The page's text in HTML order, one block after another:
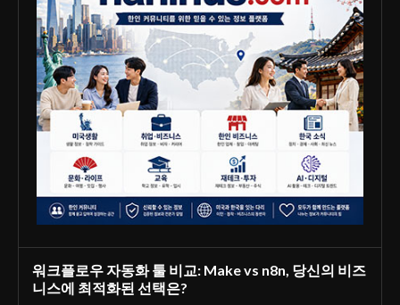
워크플로우 자동화 툴 비교: Make vs n8n, 당신의 비즈
니스에 최적화된 선택은?